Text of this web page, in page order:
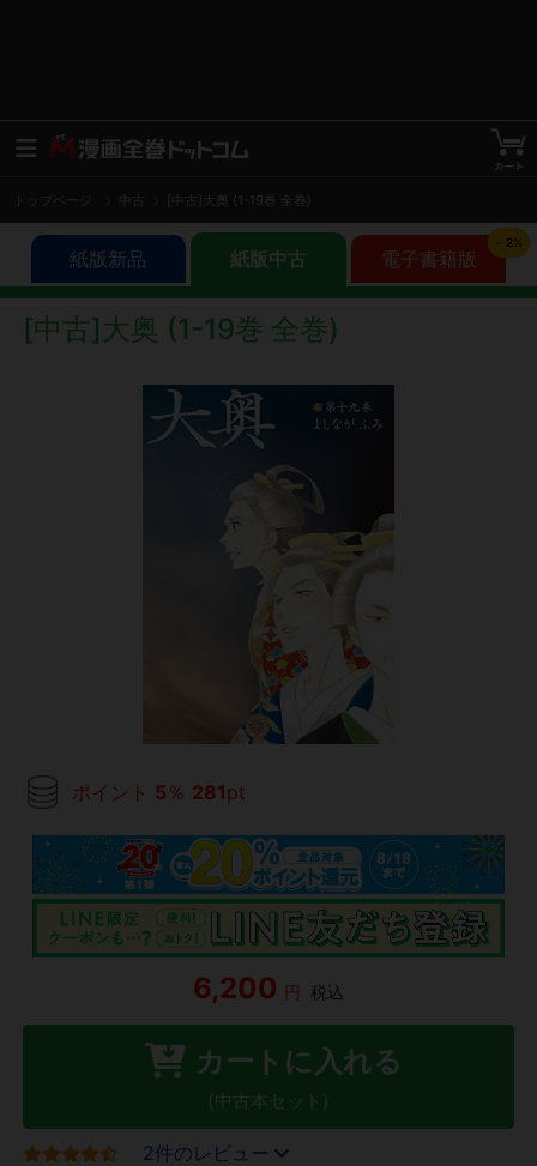
トップページ 中古 [中古]大奥 (1-19巻 全巻)
紙版新品 紙版中古 電子書籍版
2%
[中古]大奥 (1-19巻 全巻)
ポイント 5 ％ 281pt
6,200 円 税込
カートに入れる
(中古本セット)
2件のレビュー